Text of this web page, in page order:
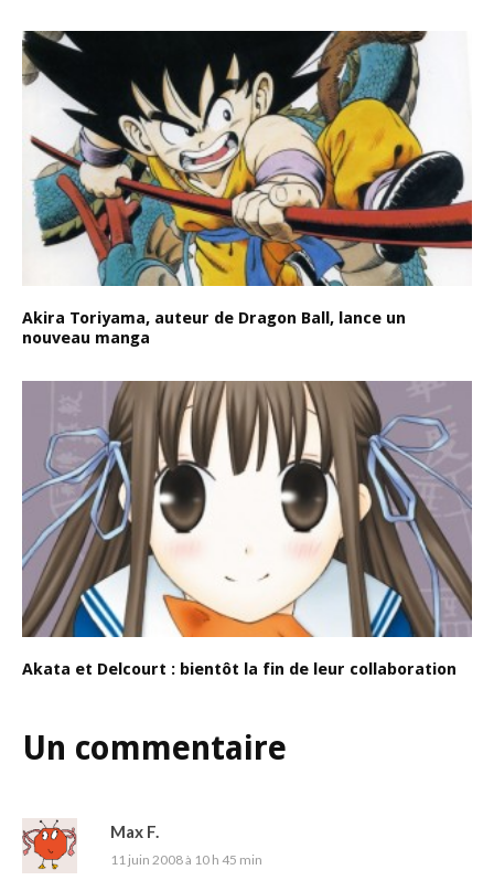
Akira Toriyama, auteur de Dragon Ball, lance un
nouveau manga
Akata et Delcourt : bientôt la fin de leur collaboration
Un commentaire
Max F.
11 juin 2008 à 10 h 45 min